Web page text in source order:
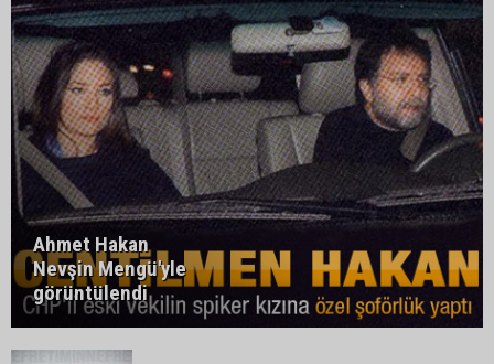
Ahmet Hakan
Nevşin Mengü'yle
görüntülendi